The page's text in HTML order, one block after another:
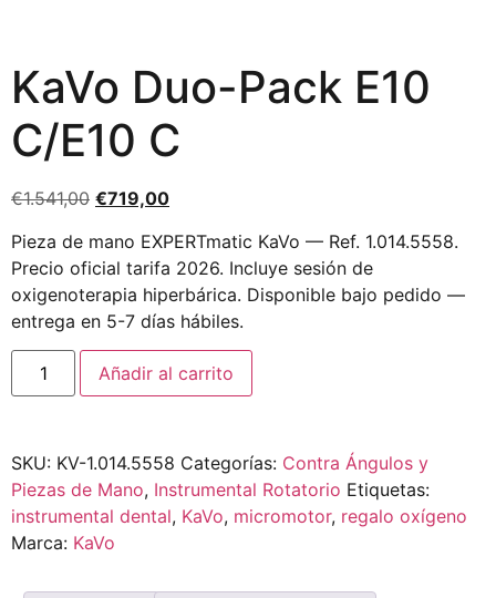
KaVo Duo-Pack E10
C/E10 C
€1.541,00 €719,00
Pieza de mano EXPERTmatic KaVo — Ref. 1.014.5558.
Precio oficial tarifa 2026. Incluye sesión de
oxigenoterapia hiperbárica. Disponible bajo pedido —
entrega en 5-7 días hábiles.
Añadir al carrito
SKU: KV-1.014.5558 Categorías: Contra Ángulos y
Piezas de Mano, Instrumental Rotatorio Etiquetas:
instrumental dental, KaVo, micromotor, regalo oxígeno
Marca: KaVo